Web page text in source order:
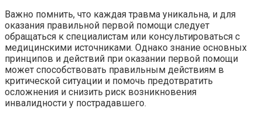
Важно помнить, что каждая травма уникальна, и для
оказания правильной первой помощи следует
обращаться к специалистам или консультироваться с
медицинскими источниками. Однако знание основных
принципов и действий при оказании первой помощи
может способствовать правильным действиям в
критической ситуации и помочь предотвратить
осложнения и снизить риск возникновения
инвалидности у пострадавшего.